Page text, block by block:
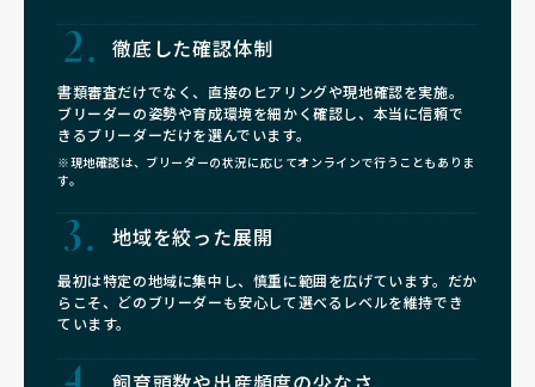
徹底した確認体制
書類審査だけでなく、直接のヒアリングや現地確認を実施。
ブリーダーの姿勢や育成環境を細かく確認し、本当に信頼で
きるブリーダーだけを選んでいます。
※現地確認は、ブリーダーの状況に応じてオンラインで行うこともありま
す。
地域を絞った展開
最初は特定の地域に集中し、慎重に範囲を広げています。だか
らこそ、どのブリーダーも安心して選べるレベルを維持でき
ています。